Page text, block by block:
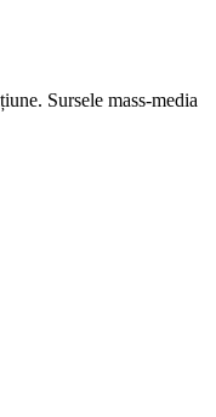
Sursele mass-media